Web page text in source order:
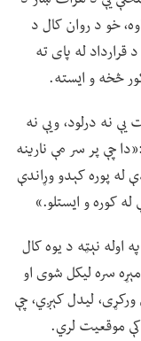
خو د روان کال د
د قرارداد له پای ته
څخه و ایسته.
یې نه درلود، ویې نه
چې پر سر مې نارینه
له پوره کېدو وړاندې
کوره و ایستلو.»
اوله نېټه د یوه کال
سره لیکل شوی او
لیدل کېږي، چې
موقعیت لري.